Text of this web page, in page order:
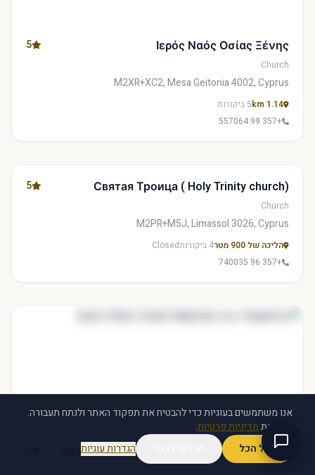
Ιερός Ναός Οσίας Ξένης
5
Church
M2XR+XC2, Mesa Geitonia 4002, Cyprus
1.14 km
5 ביקורות
+357 99 557064
Святая Троица ( Holy Trinity church)
5
Church
M2PR+M5J, Limassol 3026, Cyprus
הליכה של 900 מטר 4 ביקורות
Closed
+357 96 740035
Ιερός Ναός Αγίας Μαρίνας συν. Καψάλου
אנו משתמשים בעוגיות כדי להבטיח את תפקוד האתר ולנתח תעבורה.
ראה אתמדיניות פרטיות.
קבל הכל
הגדרות עוגיות